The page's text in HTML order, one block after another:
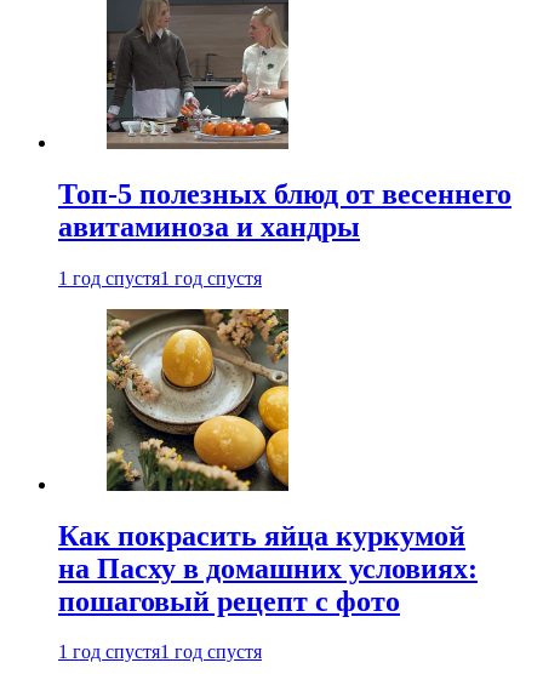
Топ-5 полезных блюд от весеннего
авитаминоза и хандры
1 год спустя1 год спустя
Как покрасить яйца куркумой
на Пасху в домашних условиях:
пошаговый рецепт с фото
1 год спустя1 год спустя